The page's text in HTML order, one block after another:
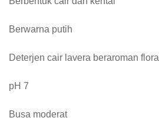
Berwarna putih
Deterjen cair lavera beraroman floral
pH 7
Busa moderat